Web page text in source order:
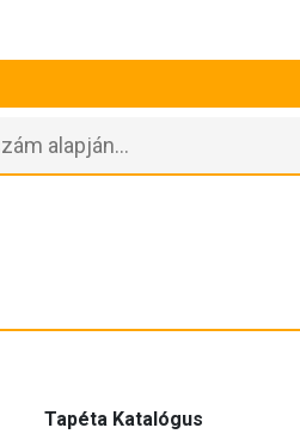
Tapéta Katalógus